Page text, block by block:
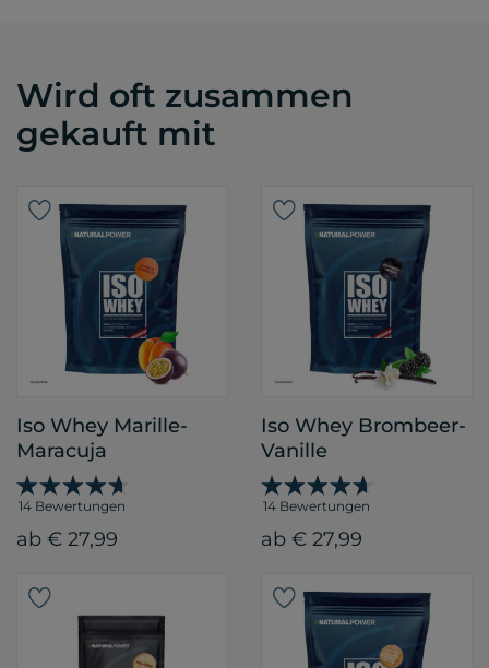
Wird oft zusammen
gekauft mit
Iso Whey Marille-
Maracuja
14 Bewertungen
ab € 27,99
Iso Whey Brombeer-
Vanille
14 Bewertungen
ab € 27,99